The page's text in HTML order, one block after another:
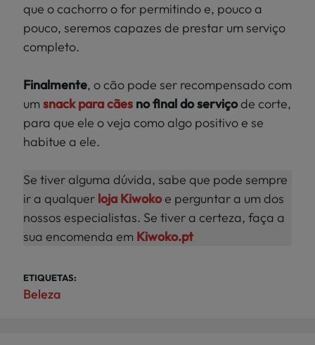
que o cachorro o for permitindo e, pouco a
pouco, seremos capazes de prestar um serviço
completo.
Finalmente, o cão pode ser recompensado com
um snack para cães no final do serviçode corte,
para que ele o veja como algo positivo e se
habitue a ele.
Se tiver alguma dúvida, sabe que pode sempre
ir a qualquer loja Kiwokoe perguntar a um dos
nossos especialistas. Se tiver a certeza, faça a
sua encomenda em Kiwoko.pt
ETIQUETAS:
Beleza